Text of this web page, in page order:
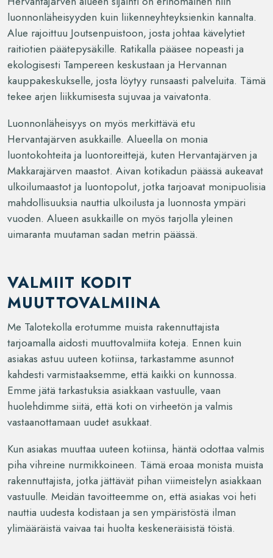
luonnonläheisyyden kuin liikenneyhteyksienkin kannalta.
Alue rajoittuu Joutsenpuistoon, josta johtaa kävelytiet
raitiotien päätepysäkille. Ratikalla pääsee nopeasti ja
ekologisesti Tampereen keskustaan ja Hervannan
kauppakeskukselle, josta löytyy runsaasti palveluita. Tämä
tekee arjen liikkumisesta sujuvaa ja vaivatonta.
Luonnonläheisyys on myös merkittävä etu
Hervantajärven asukkaille. Alueella on monia
luontokohteita ja luontoreittejä, kuten Hervantajärven ja
Makkarajärven maastot. Aivan kotikadun päässä aukeavat
ulkoilumaastot ja luontopolut, jotka tarjoavat monipuolisia
mahdollisuuksia nauttia ulkoilusta ja luonnosta ympäri
vuoden. Alueen asukkaille on myös tarjolla yleinen
uimaranta muutaman sadan metrin päässä.
VALMIIT KODIT
MUUTTOVALMIINA
Me Talotekolla erotumme muista rakennuttajista
tarjoamalla aidosti muuttovalmiita koteja. Ennen kuin
asiakas astuu uuteen kotiinsa, tarkastamme asunnot
kahdesti varmistaaksemme, että kaikki on kunnossa.
Emme jätä tarkastuksia asiakkaan vastuulle, vaan
huolehdimme siitä, että koti on virheetön ja valmis
vastaanottamaan uudet asukkaat.
Kun asiakas muuttaa uuteen kotiinsa, häntä odottaa valmis
piha vihreine nurmikkoineen. Tämä eroaa monista muista
rakennuttajista, jotka jättävät pihan viimeistelyn asiakkaan
vastuulle. Meidän tavoitteemme on, että asiakas voi heti
nauttia uudesta kodistaan ja sen ympäristöstä ilman
ylimääräistä vaivaa tai huolta keskeneräisistä töistä.